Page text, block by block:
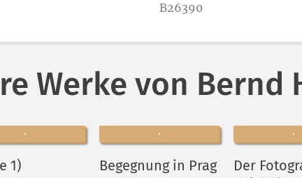
B26390
Werke von Bernd
1) Begegnung in Prag
Der